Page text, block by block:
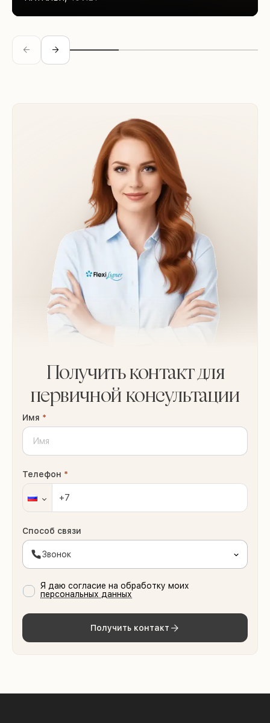
Получить контакт для
первичной консультации
Имя *
Телефон *
Способ связи
Звонок
Я даю согласие на обработку моих
персональных данных
Получить контакт